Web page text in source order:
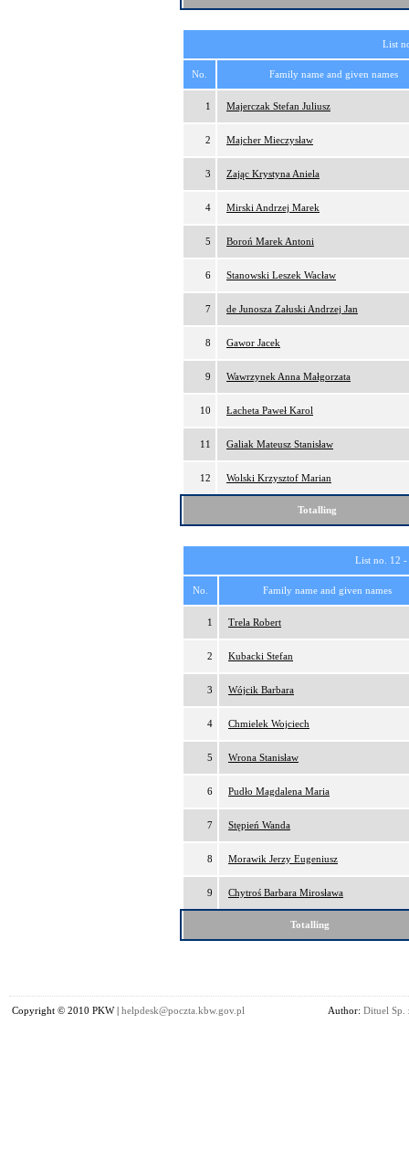
List
No. Family name and given names
1 Majerczak Stefan Juliusz
2 Majcher Mieczysław
3 Zając Krystyna Aniela
4 Mirski Andrzej Marek
5 Boroń Marek Antoni
6 Stanowski Leszek Wacław
7 de Junosza Załuski Andrzej Jan
8 Gawor Jacek
9 Wawrzynek Anna Małgorzata
10 Łacheta Paweł Karol
11 Galiak Mateusz Stanisław
12 Wolski Krzysztof Marian
Totalling
List no. 12 -
No. Family name and given names
1 Trela Robert
2 Kubacki Stefan
3 Wójcik Barbara
4 Chmielek Wojciech
5 Wrona Stanisław
6 Pudło Magdalena Maria
7 Stępień Wanda
8 Morawik Jerzy Eugeniusz
9 Chytroś Barbara Mirosława
Totalling
Copyright © 2010 PKW | helpdesk@poczta.kbw.gov.pl Author: Dituel Sp.